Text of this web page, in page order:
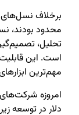
برخلاف نسل‌های
محدود بودند،
تحلیل،
است. این
مهم‌ترین
امروزه
دلار در توسعه